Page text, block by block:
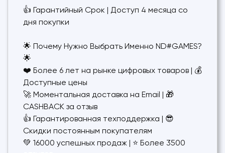
👍 Гарантийный Срок | Доступ 4 месяца со
дня покупки
🌟 Почему Нужно Выбрать Именно ND#GAMES?
🌟
❤️ Более 6 лет на рынке цифровых товаров | 💰
Доступные цены
🚀 Моментальная доставка на Email | 🎁
CASHBACK за отзыв
👍 Гарантированная техподдержка | 😎
Скидки постоянным покупателям
💚 16000 успешных продаж | ⭐️ Более 3500